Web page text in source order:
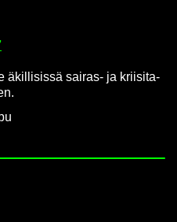
äkil­li­sis­sä sairas-​ ja krii­si­ta­